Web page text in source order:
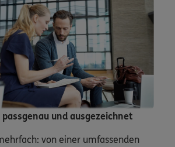
und ausgezeichnet
von einer umfassenden